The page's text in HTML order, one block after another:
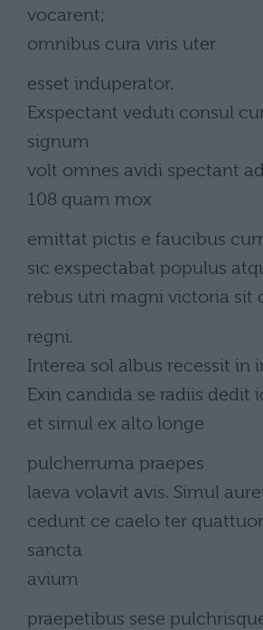
vocarent;
omnibus cura viris uter
esset induperator.
Exspectant veduti consul
signum
volt omnes avidi spectant
108 quam mox
emittat pictis e faucibus
sic exspectabat populus
rebus utri magni victoria sit
regni.
Interea sol albus recessit in
Exin candida se radiis dedit
et simul ex alto longe
pulcherruma praepes
laeva volavit avis. Simul
cedunt ce caelo ter
sancta
avium
praepetibus sese